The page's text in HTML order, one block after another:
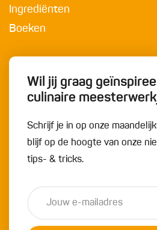
Ingrediënten
Boeken
Wil jij graag
culinaire
Schrijf je in op onze
blijf op de hoogte van onze
tips- & tricks.